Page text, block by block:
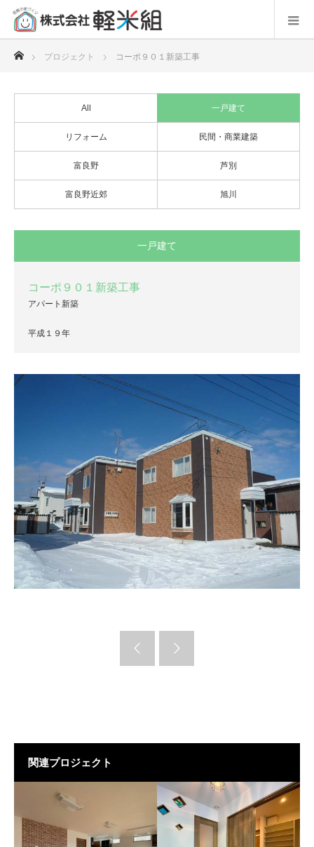
プロジェクト コーポ９０１新築工事
All 一戸建て
リフォーム 民間・商業建築
富良野 芦別
富良野近郊 旭川
一戸建て
コーポ９０１新築工事
アパート新築
平成１９年
関連プロジェクト